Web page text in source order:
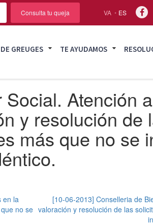
VA ES
Consulta tu queja
GREUGES TE AYUDAMOS
Atención
y resolución de
más que no se
en la
no se
[10-06-2013] Conselleria de
valoración y resolución de las